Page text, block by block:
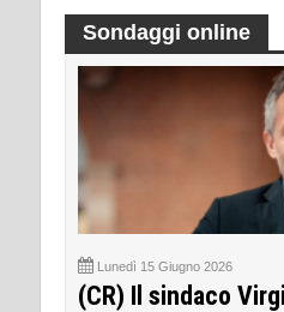
Sondaggi online
Lunedì 15 Giugno 2026
(CR) Il sindaco